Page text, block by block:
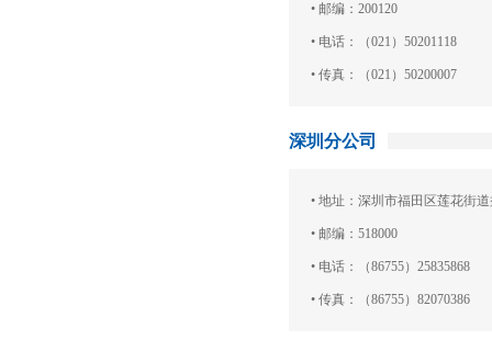
• 邮编：200120
• 电话：（021）50201118
• 传真：（021）50200007
深圳分公司
• 地址：深圳市福田区莲花街
• 邮编：518000
• 电话：（86755）25835868
• 传真：（86755）82070386